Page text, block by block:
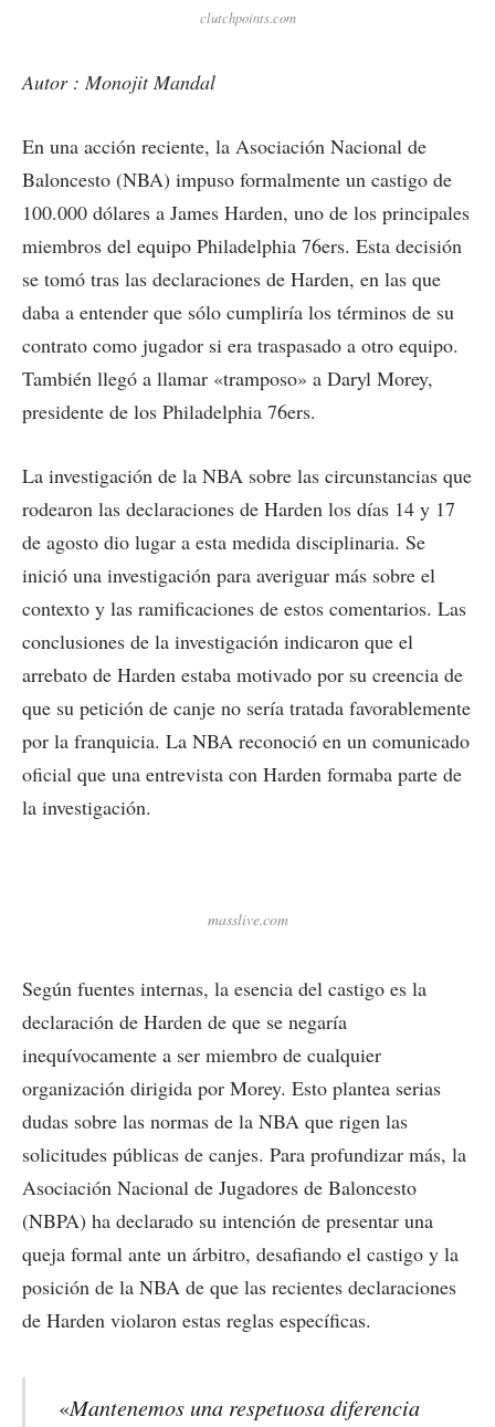
clutchpoints.com
Autor : Monojit Mandal
En una acción reciente, la Asociación Nacional de
Baloncesto (NBA) impuso formalmente un castigo de
100.000 dólares a James Harden, uno de los principales
miembros del equipo Philadelphia 76ers. Esta decisión
se tomó tras las declaraciones de Harden, en las que
daba a entender que sólo cumpliría los términos de su
contrato como jugador si era traspasado a otro equipo.
También llegó a llamar «tramposo» a Daryl Morey,
presidente de los Philadelphia 76ers.
La investigación de la NBA sobre las circunstancias que
rodearon las declaraciones de Harden los días 14 y 17
de agosto dio lugar a esta medida disciplinaria. Se
inició una investigación para averiguar más sobre el
contexto y las ramificaciones de estos comentarios. Las
conclusiones de la investigación indicaron que el
arrebato de Harden estaba motivado por su creencia de
que su petición de canje no sería tratada favorablemente
por la franquicia. La NBA reconoció en un comunicado
oficial que una entrevista con Harden formaba parte de
la investigación.
masslive.com
Según fuentes internas, la esencia del castigo es la
declaración de Harden de que se negaría
inequívocamente a ser miembro de cualquier
organización dirigida por Morey. Esto plantea serias
dudas sobre las normas de la NBA que rigen las
solicitudes públicas de canjes. Para profundizar más, la
Asociación Nacional de Jugadores de Baloncesto
(NBPA) ha declarado su intención de presentar una
queja formal ante un árbitro, desafiando el castigo y la
posición de la NBA de que las recientes declaraciones
de Harden violaron estas reglas específicas.
«Mantenemos una respetuosa diferencia